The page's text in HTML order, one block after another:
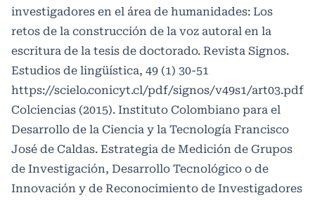
investigadores en el área de humanidades: Los
retos de la construcción de la voz autoral en la
escritura de la tesis de doctorado. Revista Signos.
Estudios de lingüística, 49 (1) 30-51
https://scielo.conicyt.cl/pdf/signos/v49s1/art03.pdf
Colciencias (2015). Instituto Colombiano para el
Desarrollo de la Ciencia y la Tecnología Francisco
José de Caldas. Estrategia de Medición de Grupos
de Investigación, Desarrollo Tecnológico o de
Innovación y de Reconocimiento de Investigadores